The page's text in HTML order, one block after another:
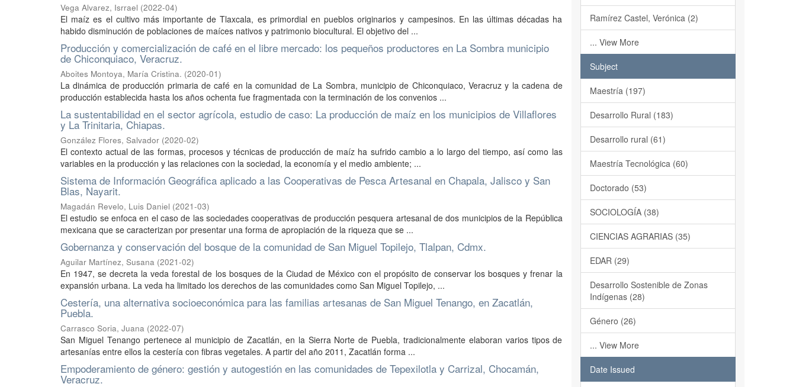
Vega Alvarez, Isrrael (2022-04)
El maíz es el cultivo más importante de Tlaxcala, es primordial en pueblos originarios y campesinos. En las últimas décadas ha
habido disminución de poblaciones de maíces nativos y patrimonio biocultural. El objetivo del ...
Producción y comercialización de café en el libre mercado: los pequeños productores en La Sombra municipio
de Chiconquiaco, Veracruz.
Aboites Montoya, María Cristina. (2020-01)
La dinámica de producción primaria de café en la comunidad de La Sombra, municipio de Chiconquiaco, Veracruz y la cadena de
producción establecida hasta los años ochenta fue fragmentada con la terminación de los convenios ...
La sustentabilidad en el sector agrícola, estudio de caso: La producción de maíz en los municipios de Villaflores
y La Trinitaria, Chiapas.
González Flores, Salvador (2020-02)
El contexto actual de las formas, procesos y técnicas de producción de maíz ha sufrido cambio a lo largo del tiempo, así como las
variables en la producción y las relaciones con la sociedad, la economía y el medio ambiente; ...
Sistema de Información Geográfica aplicado a las Cooperativas de Pesca Artesanal en Chapala, Jalisco y San
Blas, Nayarit.
Magadán Revelo, Luis Daniel (2021-03)
El estudio se enfoca en el caso de las sociedades cooperativas de producción pesquera artesanal de dos municipios de la República
mexicana que se caracterizan por presentar una forma de apropiación de la riqueza que se ...
Gobernanza y conservación del bosque de la comunidad de San Miguel Topilejo, Tlalpan, Cdmx.
Aguilar Martínez, Susana (2021-02)
En 1947, se decreta la veda forestal de los bosques de la Ciudad de México con el propósito de conservar los bosques y frenar la
expansión urbana. La veda ha limitado los derechos de las comunidades como San Miguel Topilejo, ...
Cestería, una alternativa socioeconómica para las familias artesanas de San Miguel Tenango, en Zacatlán,
Puebla.
Carrasco Soria, Juana (2022-07)
San Miguel Tenango pertenece al municipio de Zacatlán, en la Sierra Norte de Puebla, tradicionalmente elaboran varios tipos de
artesanías entre ellos la cestería con fibras vegetales. A partir del año 2011, Zacatlán forma ...
Empoderamiento de género: gestión y autogestión en las comunidades de Tepexilotla y Carrizal, Chocamán,
Veracruz.
Ramírez Castel, Verónica (2)
... View More
Subject
Maestría (197)
Desarrollo Rural (183)
Desarrollo rural (61)
Maestría Tecnológica (60)
Doctorado (53)
SOCIOLOGÍA (38)
CIENCIAS AGRARIAS (35)
EDAR (29)
Desarrollo Sostenible de Zonas
Indígenas (28)
Género (26)
... View More
Date Issued